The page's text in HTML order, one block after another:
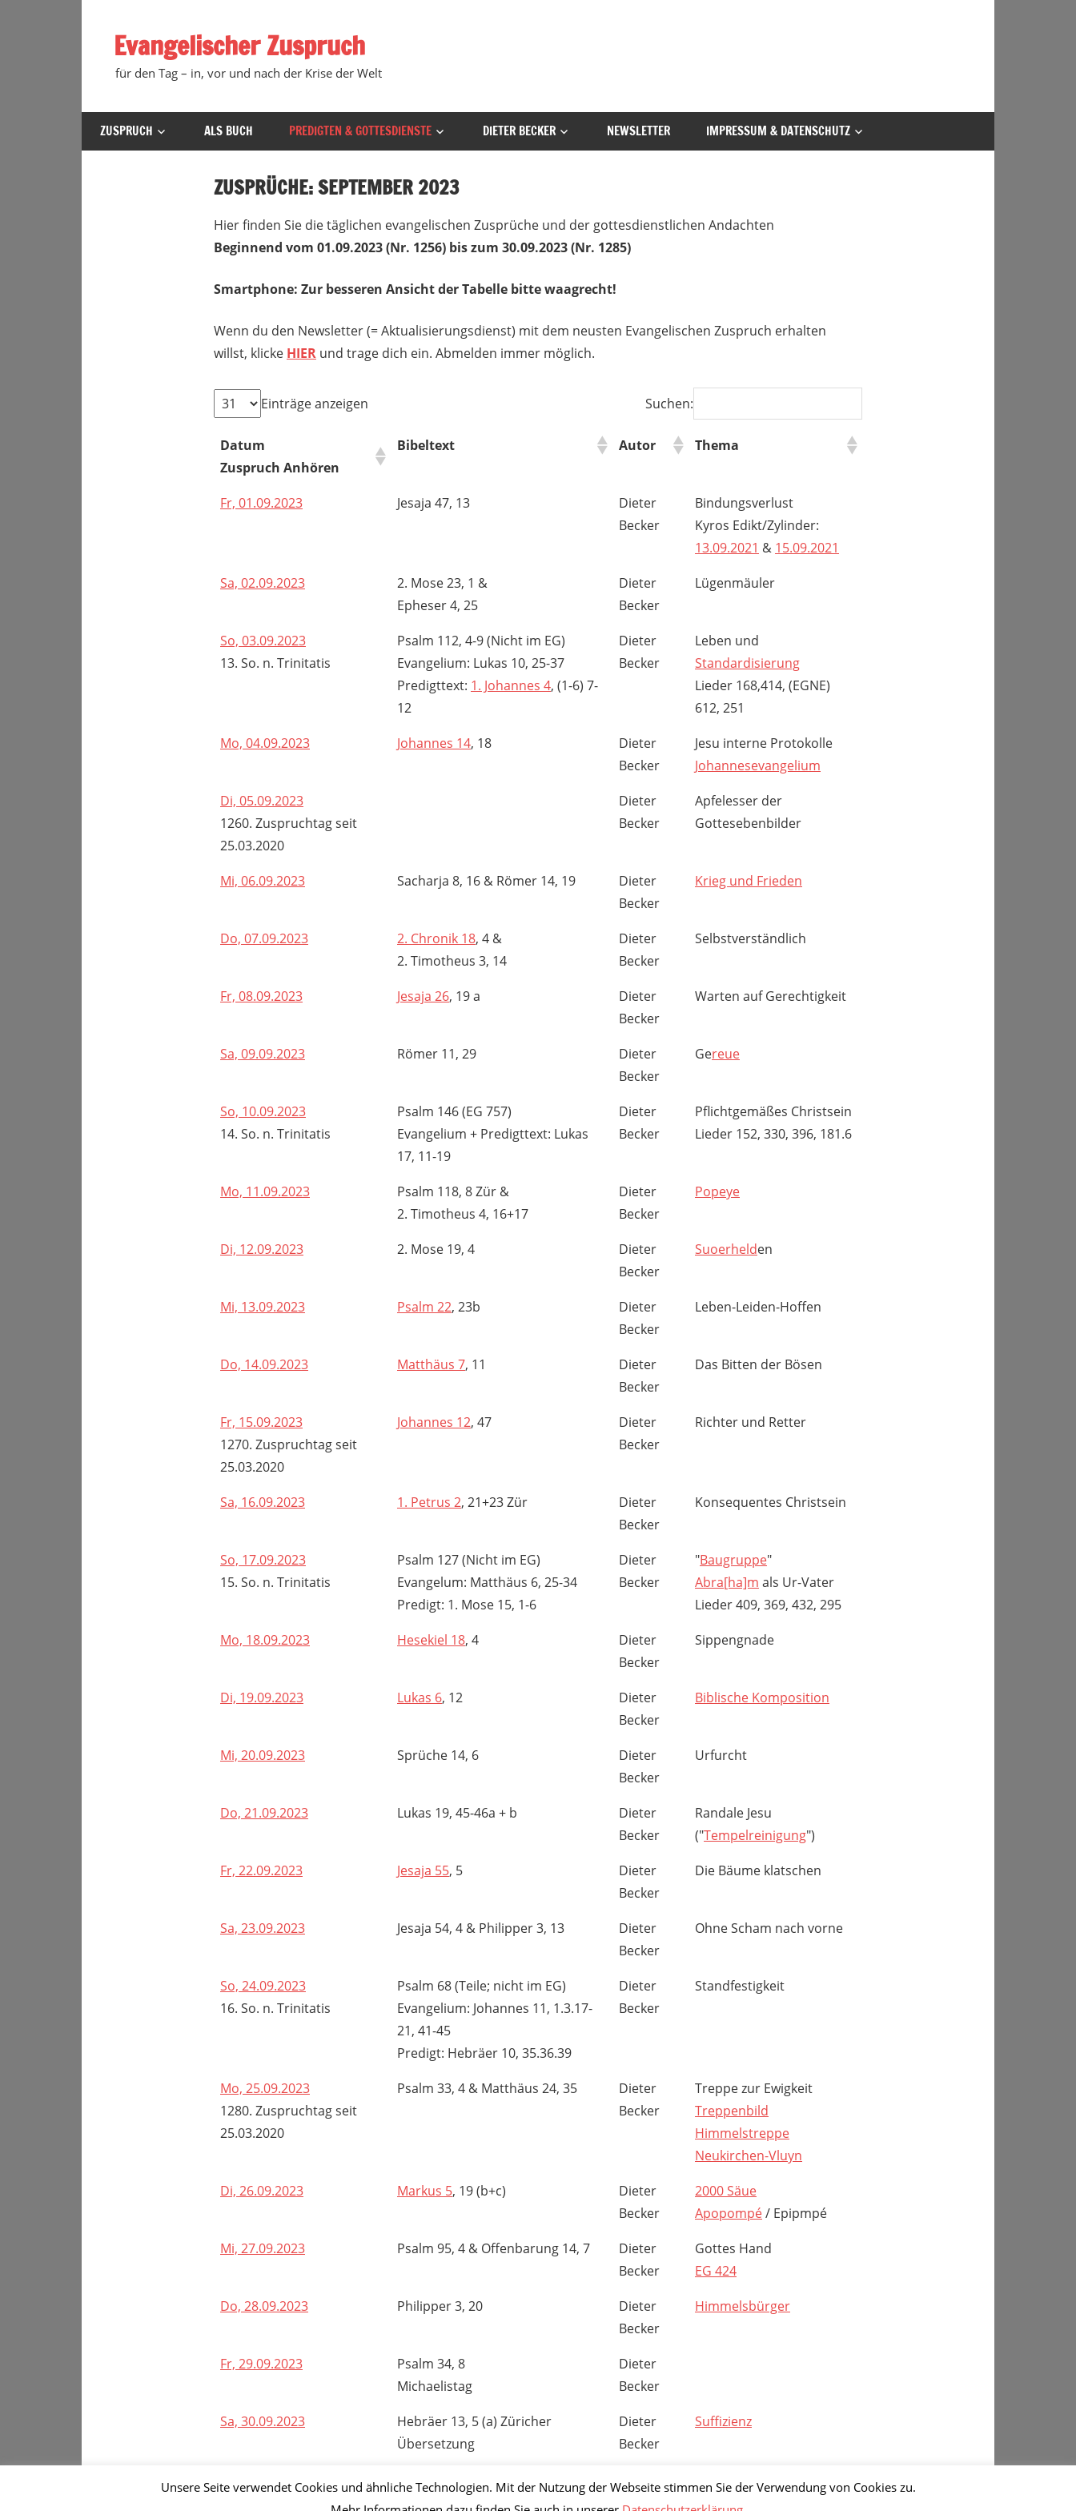
springenEvangelischer Zuspruch
für den Tag – in, vor und nach der Krise der Welt
ZUSPRUCH ALS BUCH PREDIGTEN & GOTTESDIENSTE DIETER BECKER NEWSLETTER IMPRESSUM & DATENSCHUTZ
ZUSPRÜCHE: SEPTEMBER 2023
Hier finden Sie die täglichen evangelischen Zusprüche und der gottesdienstlichen Andachten
Beginnend vom 01.09.2023 (Nr. 1256) bis zum 30.09.2023 (Nr. 1285)
Smartphone: Zur besseren Ansicht der Tabelle bitte waagrecht!
Wenn du den Newsletter (= Aktualisierungsdienst) mit dem neusten Evangelischen Zuspruch erhalten
willst, klicke HIER und trage dich ein. Abmelden immer möglich.
Einträge anzeigen Suchen:
Datum
Zuspruch Anhören
Bibeltext Autor Thema
Fr, 01.09.2023 Jesaja 47, 13
Dieter
Becker
Bindungsverlust
Kyros Edikt/Zylinder:
13.09.2021 & 15.09.2021
Sa, 02.09.2023
2. Mose 23, 1 &
Epheser 4, 25
Dieter
Becker
Lügenmäuler
So, 03.09.2023
13. So. n. Trinitatis
Psalm 112, 4-9 (Nicht im EG)
Evangelium: Lukas 10, 25-37
Predigttext: 1. Johannes 4, (1-6) 7-
12
Dieter
Becker
Leben und
Standardisierung
Lieder 168,414, (EGNE)
612, 251
Mo, 04.09.2023
Johannes 14, 18
Dieter
Becker
Jesu interne Protokolle
Johannesevangelium
Di, 05.09.2023
1260. Zuspruchtag seit
25.03.2020
Dieter
Becker
Apfelesser der
Gottesebenbilder
Mi, 06.09.2023 Sacharja 8, 16 & Römer 14, 19
Dieter
Becker
Krieg und Frieden
Do, 07.09.2023 2. Chronik 18, 4 &
2. Timotheus 3, 14
Dieter
Becker
Selbstverständlich
Fr, 08.09.2023 Jesaja 26, 19 a
Dieter
Becker
Warten auf Gerechtigkeit
Sa, 09.09.2023 Römer 11, 29
Dieter
Becker
Gereue
So, 10.09.2023
14. So. n. Trinitatis
Psalm 146 (EG 757)
Evangelium + Predigttext: Lukas
17, 11-19
Dieter
Becker
Pflichtgemäßes Christsein
Lieder 152, 330, 396, 181.6
Mo, 11.09.2023
Psalm 118, 8 Zür &
2. Timotheus 4, 16+17
Dieter
Becker
Popeye
Di, 12.09.2023 2. Mose 19, 4
Dieter
Becker
Suoerhelden
Mi, 13.09.2023 Psalm 22, 23b
Dieter
Becker
Leben-Leiden-Hoffen
Do, 14.09.2023 Matthäus 7, 11
Dieter
Becker
Das Bitten der Bösen
Fr, 15.09.2023
1270. Zuspruchtag seit
25.03.2020
Johannes 12, 47
Dieter
Becker
Richter und Retter
Sa, 16.09.2023 1. Petrus 2, 21+23 Zür
Dieter
Becker
Konsequentes Christsein
So, 17.09.2023
15. So. n. Trinitatis
Psalm 127 (Nicht im EG)
Evangelum: Matthäus 6, 25-34
Predigt: 1. Mose 15, 1-6
Dieter
Becker
"Baugruppe"
Abra[ha]m als Ur-Vater
Lieder 409, 369, 432, 295
Mo, 18.09.2023
Hesekiel 18, 4
Dieter
Becker
Sippengnade
Di, 19.09.2023 Lukas 6, 12
Dieter
Becker
Biblische Komposition
Mi, 20.09.2023 Sprüche 14, 6
Dieter
Becker
Urfurcht
Do, 21.09.2023 Lukas 19, 45-46a + b
Dieter
Becker
Randale Jesu
("Tempelreinigung")
Fr, 22.09.2023
Jesaja 55, 5
Dieter
Becker
Die Bäume klatschen
Sa, 23.09.2023 Jesaja 54, 4 & Philipper 3, 13
Dieter
Becker
Ohne Scham nach vorne
So, 24.09.2023
16. So. n. Trinitatis
Psalm 68 (Teile; nicht im EG)
Evangelium: Johannes 11, 1.3.17-
21, 41-45
Predigt: Hebräer 10, 35.36.39
Dieter
Becker
Standfestigkeit
Mo, 25.09.2023
1280. Zuspruchtag seit
25.03.2020
Psalm 33, 4 & Matthäus 24, 35
Dieter
Becker
Treppe zur Ewigkeit
Treppenbild
Himmelstreppe
Neukirchen-Vluyn
Di, 26.09.2023
Markus 5, 19 (b+c)
Dieter
Becker
2000 Säue
Apopompé/ Epipmpé
Mi, 27.09.2023
Psalm 95, 4 & Offenbarung 14, 7
Dieter
Becker
Gottes Hand
EG 424
Do, 28.09.2023
Philipper 3, 20
Dieter
Becker
Himmelsbürger
Fr, 29.09.2023
Psalm 34, 8
Michaelistag
Dieter
Becker
Sa, 30.09.2023
Hebräer 13, 5 (a) Züricher
Übersetzung
Dieter
Becker
Suffizienz
1 bis 30 von 30 Einträgen ❮ 1 ❯
Unsere Seite verwendet Cookies und ähnliche Technologien. Mit der Nutzung der Webseite stimmen Sie der Verwendung von Cookies zu.